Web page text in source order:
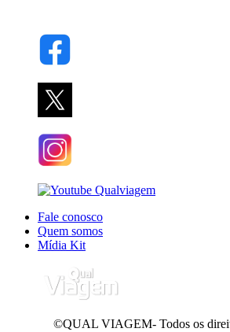
Fale conosco
Quem somos
Mídia Kit
©QUAL VIAGEM- Todos os